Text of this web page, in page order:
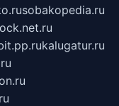
sobakopedia.ru
kalugatur.ru